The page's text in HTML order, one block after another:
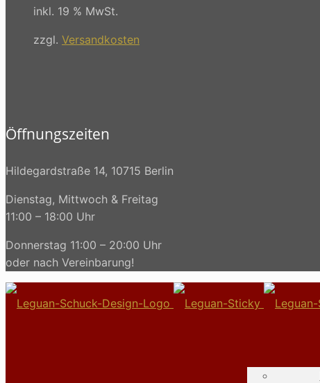
inkl. 19 % MwSt.
zzgl. Versandkosten
Öffnungszeiten
Hildegardstraße 14, 10715 Berlin
Dienstag, Mittwoch & Freitag
11:00 – 18:00 Uhr
Donnerstag 11:00 – 20:00 Uhr
oder nach Vereinbarung!